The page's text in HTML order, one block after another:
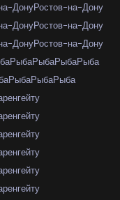
ДонуРостов-на-Дону
ДонуРостов-на-Дону
ДонуРостов-на-Дону
РыбаРыбаРыбаРыба
РыбаРыбаРыба